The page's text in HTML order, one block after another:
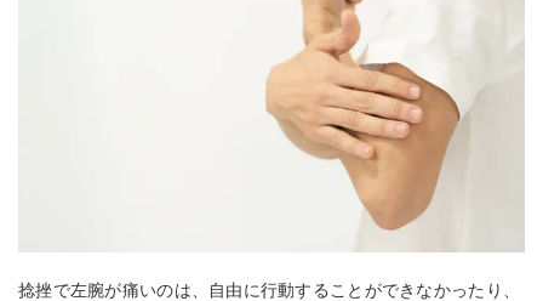
捻挫で左腕が痛いのは、自由に行動することができなかったり、